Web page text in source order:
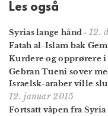
Les også
Syrias lange hånd -12.
Fatah al-Islam bak
Kurdere og opprørere
Gebran Tueni sover
Israelsk-araber ville
12. januar 2015
Fortsatt våpen fra Syria